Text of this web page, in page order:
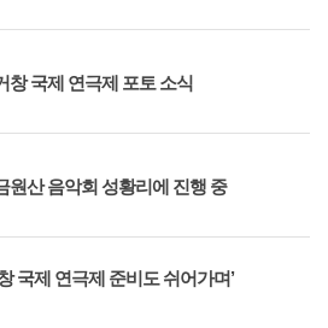
창 국제 연극제 포토 소식
원산 음악회 성황리에 진행 중
국제 연극제 준비도 쉬어가며’